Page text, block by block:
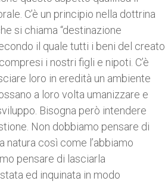
C’è un principio nella dottrina
si chiama “destinazione
il quale tutti i beni del creato
i nostri figli e nipoti. C’è
loro in eredità un ambiente
a loro volta umanizzare e
Bisogna però intendere
Non dobbiamo pensare di
natura così come l’abbiamo
pensare di lasciarla
ed inquinata in modo